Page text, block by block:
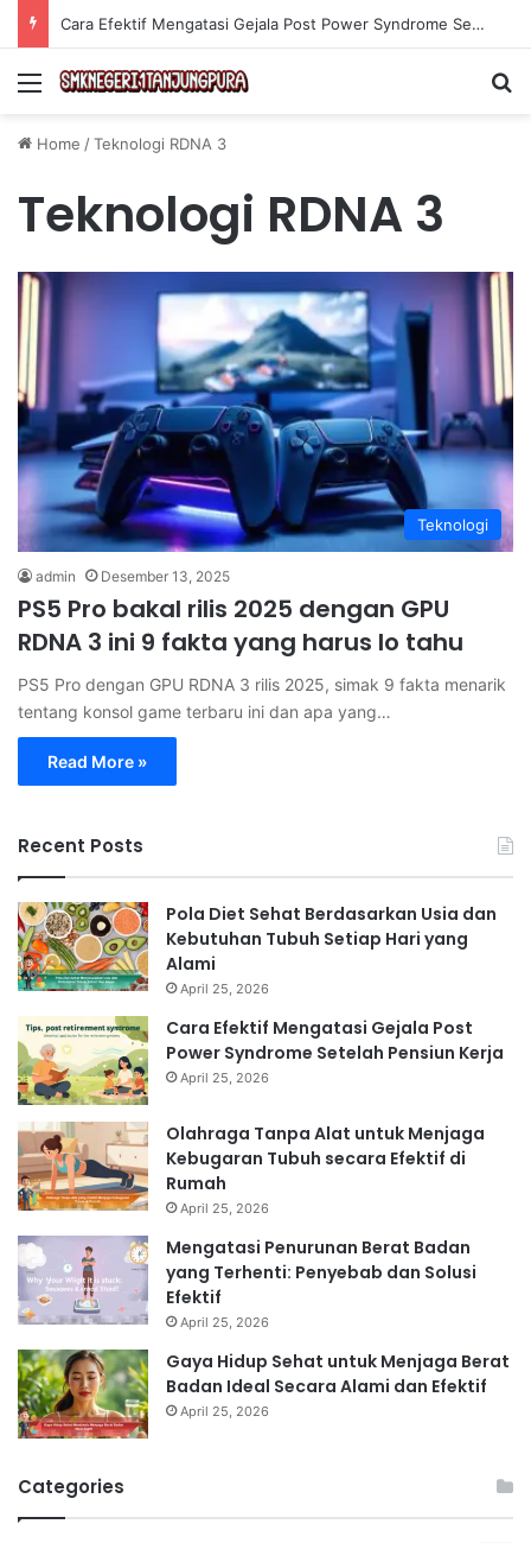
Cara Efektif Mengatasi Gejala Post Power Syndrome Setelah Pensiun Kerja
Menu
Home /Teknologi RDNA 3
Teknologi RDNA 3
Teknologi
admin Desember 13, 2025
PS5 Pro bakal rilis 2025 dengan GPU
RDNA 3 ini 9 fakta yang harus lo tahu
PS5 Pro dengan GPU RDNA 3 rilis 2025, simak 9 fakta menarik
tentang konsol game terbaru ini dan apa yang…
Read More »
Recent Posts
Pola Diet Sehat Berdasarkan Usia dan
Kebutuhan Tubuh Setiap Hari yang
Alami
April 25, 2026
Cara Efektif Mengatasi Gejala Post
Power Syndrome Setelah Pensiun Kerja
April 25, 2026
Olahraga Tanpa Alat untuk Menjaga
Kebugaran Tubuh secara Efektif di
Rumah
April 25, 2026
Mengatasi Penurunan Berat Badan
yang Terhenti: Penyebab dan Solusi
Efektif
April 25, 2026
Gaya Hidup Sehat untuk Menjaga Berat
Badan Ideal Secara Alami dan Efektif
April 25, 2026
Categories